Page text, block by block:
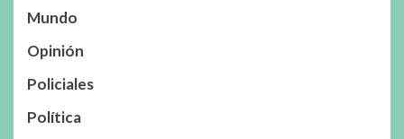
Mundo
Opinión
Policiales
Política